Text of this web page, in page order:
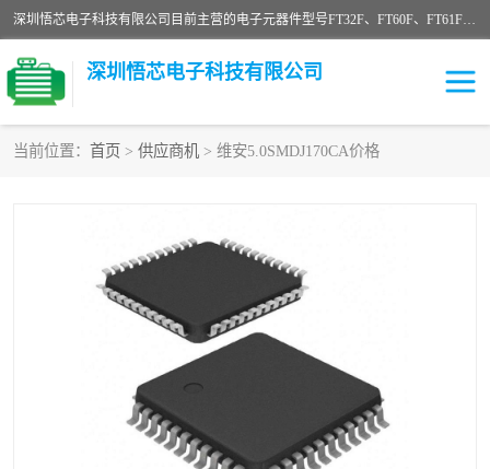
深圳悟芯电子科技有限公司目前主营的电子元器件型号FT32F、FT60F、FT61F、FT62F、FT64F、FT61FC、MCU EEPROM MOS LDO 稳压管 触摸IC DC-DC AC-DC 协议IC等，广泛应用于LED射灯、LED日光灯、等诸多领域。
深圳悟芯电子科技有限公司
当前位置： 首页 > 供应商机 > 维安5.0SMDJ170CA价格
FT32F
FT61F
FT61FC